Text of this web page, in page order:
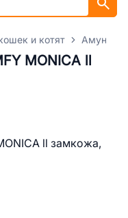
и котят
MONICA ll